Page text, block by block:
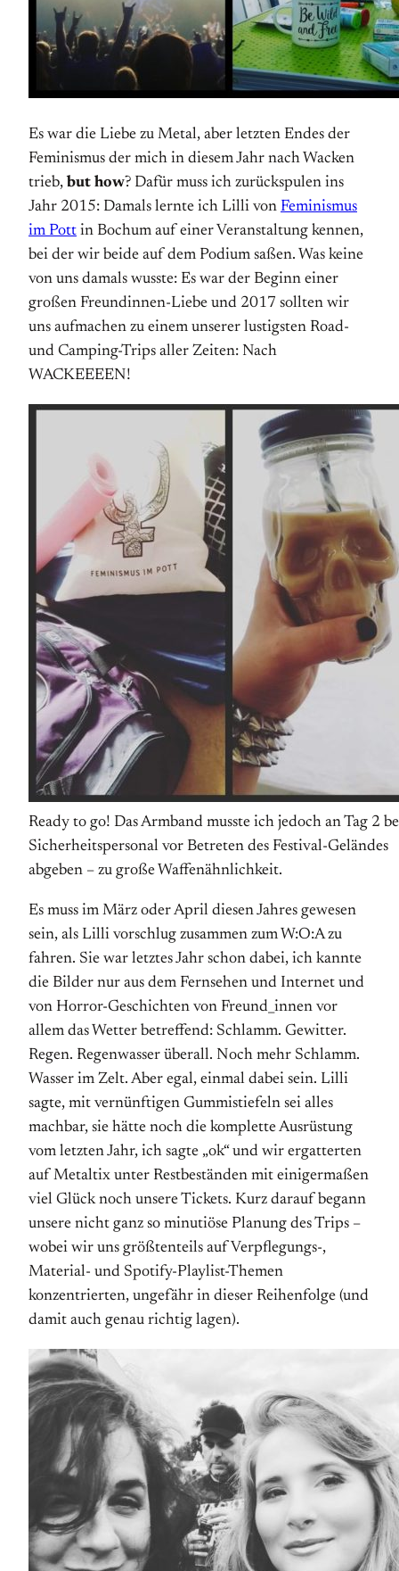
Es war die Liebe zu Metal, aber letzten Endes der
Feminismus der mich in diesem Jahr nach Wacken
trieb, but how? Dafür muss ich zurückspulen ins
Jahr 2015: Damals lernte ich Lilli von Feminismus
im Pott in Bochum auf einer Veranstaltung kennen,
bei der wir beide auf dem Podium saßen. Was keine
von uns damals wusste: Es war der Beginn einer
großen Freundinnen-Liebe und 2017 sollten wir
uns aufmachen zu einem unserer lustigsten Road-
und Camping-Trips aller Zeiten: Nach
WACKEEEEN!
Ready to go! Das Armband musste ich jedoch an Tag 2
Sicherheitspersonal vor Betreten des Festival-Geländes
abgeben – zu große Waffenähnlichkeit.
Es muss im März oder April diesen Jahres gewesen
sein, als Lilli vorschlug zusammen zum W:O:A zu
fahren. Sie war letztes Jahr schon dabei, ich kannte
die Bilder nur aus dem Fernsehen und Internet und
von Horror-Geschichten von Freund_innen vor
allem das Wetter betreffend: Schlamm. Gewitter.
Regen. Regenwasser überall. Noch mehr Schlamm.
Wasser im Zelt. Aber egal, einmal dabei sein. Lilli
sagte, mit vernünftigen Gummistiefeln sei alles
machbar, sie hätte noch die komplette Ausrüstung
vom letzten Jahr, ich sagte „ok“ und wir ergatterten
auf Metaltix unter Restbeständen mit einigermaßen
viel Glück noch unsere Tickets. Kurz darauf begann
unsere nicht ganz so minutiöse Planung des Trips –
wobei wir uns größtenteils auf Verpflegungs-,
Material- und Spotify-Playlist-Themen
konzentrierten, ungefähr in dieser Reihenfolge (und
damit auch genau richtig lagen).